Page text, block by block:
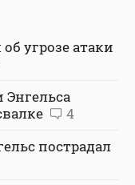
угрозе атаки
Энгельса
4
пострадал